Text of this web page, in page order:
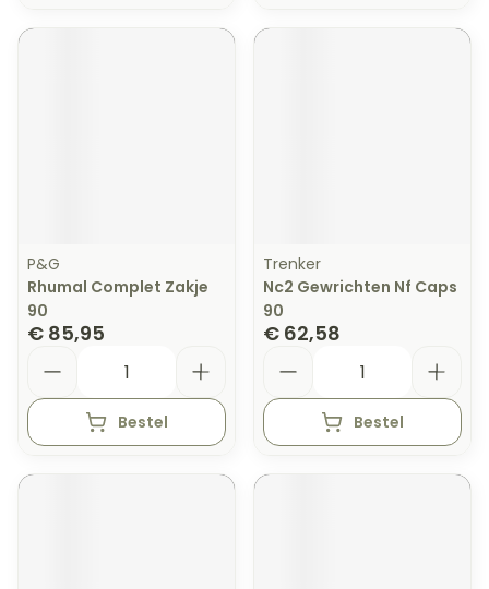
P&G
Rhumal Complet Zakje
90
€ 85,95
Bestel
Trenker
Nc2 Gewrichten Nf Caps
90
€ 62,58
Bestel